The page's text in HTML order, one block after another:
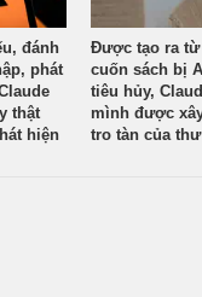
đánh
phát
thật
hiện
Được tạo ra từ
cuốn sách bị
tiêu hủy,
mình được
tro tàn của